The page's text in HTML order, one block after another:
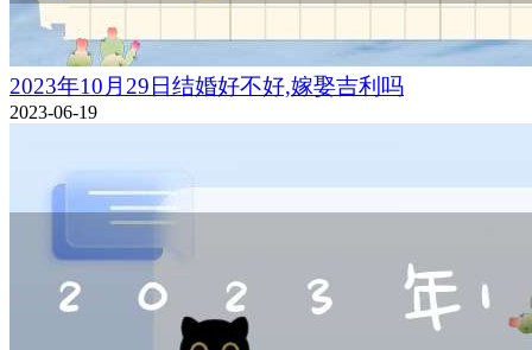
2023年10月29日结婚好不好,嫁娶吉利吗
2023-06-19